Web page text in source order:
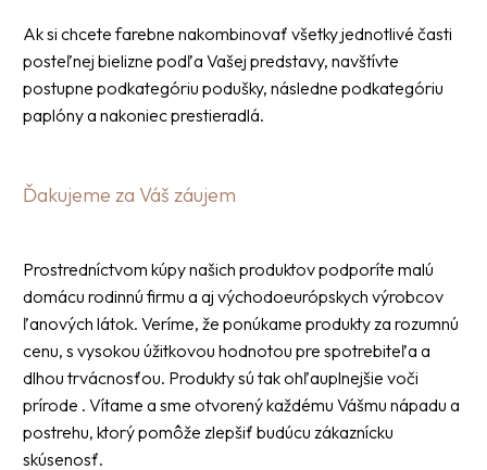
Ak si chcete farebne nakombinovať všetky jednotlivé časti
posteľnej bielizne podľa Vašej predstavy, navštívte
postupne podkategóriu podušky, následne podkategóriu
paplóny a nakoniec prestieradlá.
Ďakujeme za Váš záujem
Prostredníctvom kúpy našich produktov podporíte malú
domácu rodinnú firmu a aj východoeurópskych výrobcov
ľanových látok. Veríme, že ponúkame produkty za rozumnú
cenu, s vysokou úžitkovou hodnotou pre spotrebiteľa a
dlhou trvácnosťou. Produkty sú tak ohľauplnejšie voči
prírode . Vítame a sme otvorený každému Vášmu nápadu a
postrehu, ktorý pomôže zlepšiť budúcu zákaznícku
skúsenosť.